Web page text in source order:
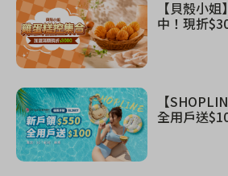
【貝殼小
中！現折
【
全用戶送